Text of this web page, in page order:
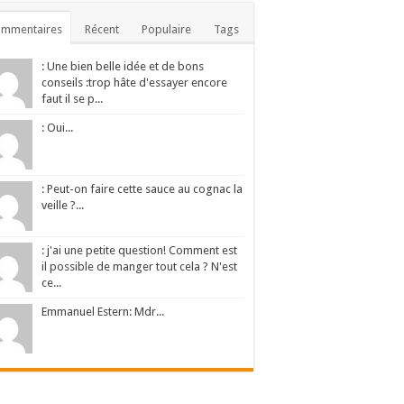
Récent Populaire Tags
: Une bien belle idée et de bons
conseils :trop hâte d'essayer encore
faut il se p...
: Oui...
: Peut-on faire cette sauce au cognac la
veille ?...
: j'ai une petite question! Comment est
il possible de manger tout cela ? N'est
ce...
Emmanuel Estern: Mdr...